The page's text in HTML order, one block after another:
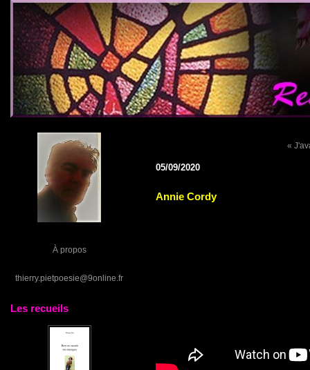
À propos
thierry.pietpoesie@9online.fr
Les recueils
«
05/09/2020
Annie Cordy